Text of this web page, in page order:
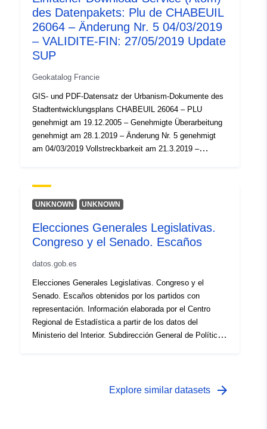
des Datenpakets: Plu de CHABEUIL
26064 – Änderung Nr. 5 04/03/2019
– VALIDITE-FIN: 27/05/2019 Update
SUP
Geokatalog Francie
GIS- und PDF-Datensatz der Urbanism-Dokumente des
Stadtentwicklungsplans CHABEUIL 26064 – PLU
genehmigt am 19.12.2005 – Genehmigte Überarbeitung
genehmigt am 28.1.2019 – Änderung Nr. 5 genehmigt
am 04/03/2019 Vollstreckbarkeit am 21.3.2019 –
UNKNOWN UNKNOWN
Elecciones Generales Legislativas.
Congreso y el Senado. Escaños
datos.gob.es
Elecciones Generales Legislativas. Congreso y el
Senado. Escaños obtenidos por los partidos con
representación. Información elaborada por el Centro
Regional de Estadística a partir de los datos del
Ministerio del Interior. Subdirección General de Política
Explore similar datasets arrow_forward